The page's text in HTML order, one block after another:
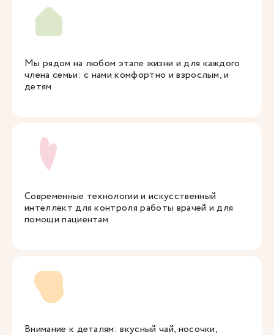
Мы рядом на любом этапе жизни и для каждого
члена семьи: с нами комфортно и взрослым, и
детям
Современные технологии и искусственный
интеллект для контроля работы врачей и для
помощи пациентам
Внимание к деталям: вкусный чай, носочки,